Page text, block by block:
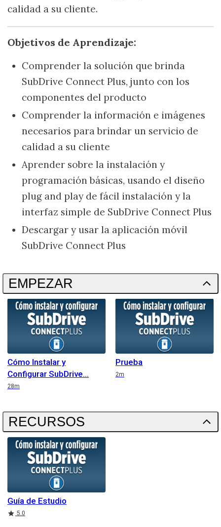
calidad a su cliente.
Objetivos de Aprendizaje:
Comprender la solución que brinda
SubDrive Connect Plus, junto con los
componentes del producto
Comprender la información e imágenes
necesarios para brindar un servicio de
calidad a su cliente
Aprender sobre la instalación y
programación básicas, usando el diseño
plug and play de fácil instalación y la
interfaz simple de SubDrive Connect Plus
Descargar y usar la aplicación móvil
SubDrive Connect Plus
EMPEZAR
Cómo Instalar y
Configurar SubDrive
Duration
28m
Prueba
Duration 2m
RECURSOS
Guía de Estudio
Rating5.0